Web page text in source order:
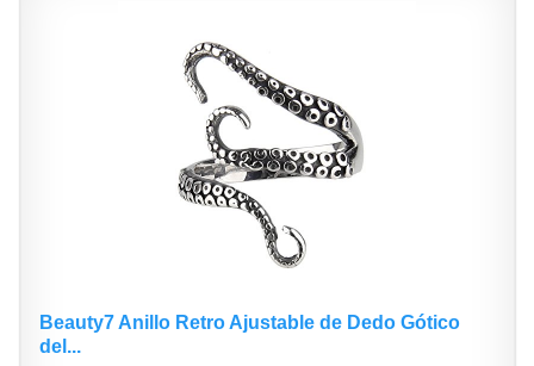
Beauty7 Anillo Retro Ajustable de Dedo Gótico
del...